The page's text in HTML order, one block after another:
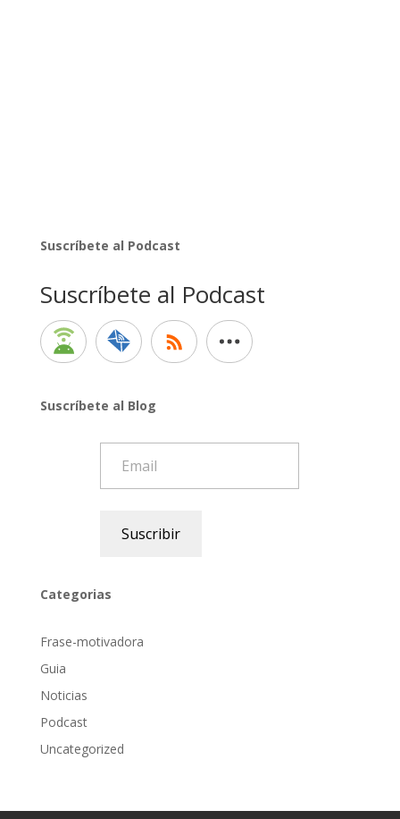
Suscríbete al Podcast
Suscríbete al Podcast
Suscríbete al Blog
Suscribir
Categorias
Frase-motivadora
Guia
Noticias
Podcast
Uncategorized